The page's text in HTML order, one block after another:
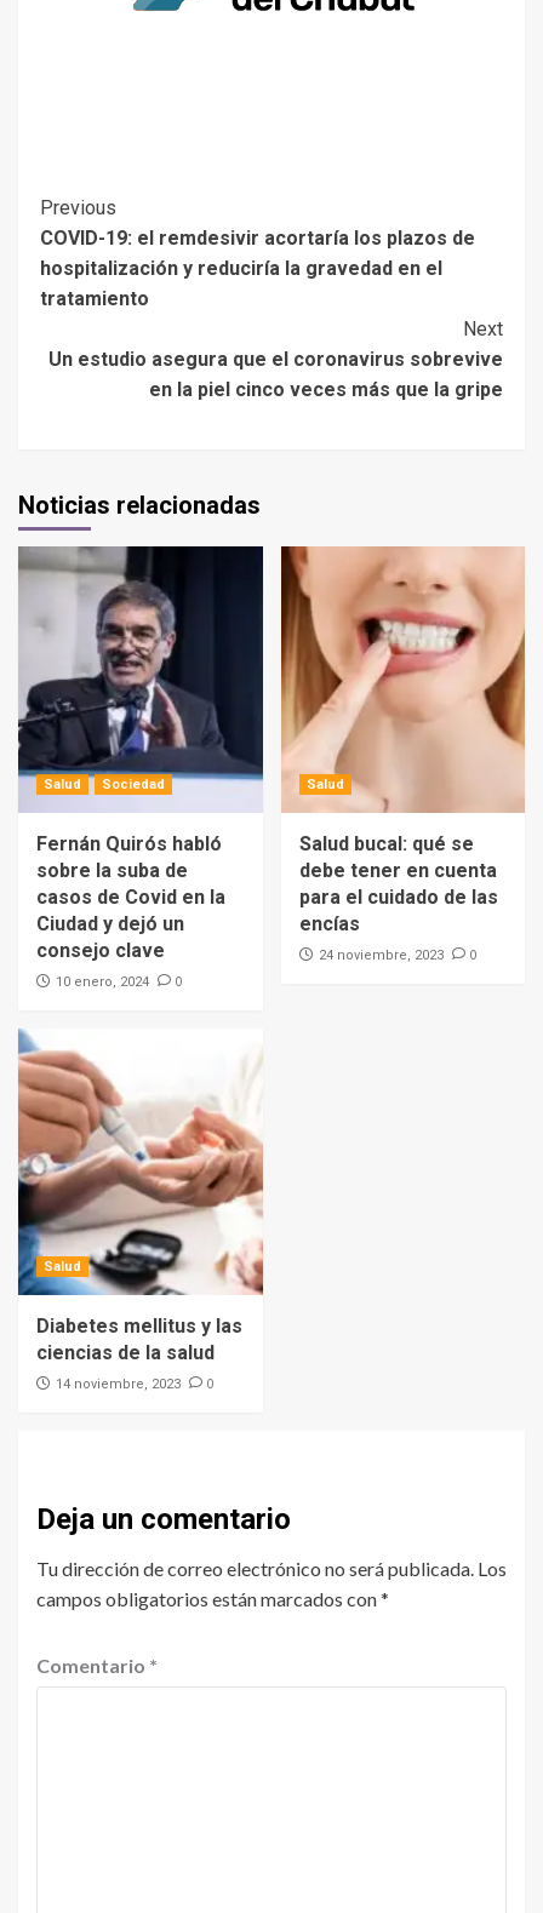
Previous
COVID-19: el remdesivir acortaría los plazos de
hospitalización y reduciría la gravedad en el
tratamiento
Next
Un estudio asegura que el coronavirus sobrevive
en la piel cinco veces más que la gripe
Noticias relacionadas
Salud Sociedad
Fernán Quirós habló
sobre la suba de
casos de Covid en la
Ciudad y dejó un
consejo clave
10 enero, 2024 0
Salud
Salud bucal: qué se
debe tener en cuenta
para el cuidado de las
encías
24 noviembre, 2023 0
Salud
Diabetes mellitus y las
ciencias de la salud
14 noviembre, 2023 0
Deja un comentario
Tu dirección de correo electrónico no será publicada. Los
campos obligatorios están marcados con*
Comentario *